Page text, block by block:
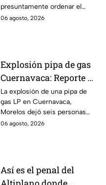
Mexicali, BC
presuntamente ordenar el
ataque de 16 perros contra su
06 agosto, 2026
Explosión pipa de gas
Cuernavaca: Reporte de
víctimas tras estallido
en Morelos
La explosión de una pipa de
gas LP en Cuernavaca,
Morelos dejó seis personas
hospitalizadas. IMSS informó
06 agosto, 2026
Así es el penal del